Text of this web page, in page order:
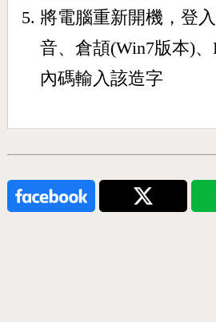
將電腦重新開機，登
音、倉頡(Win7版本)
內碼輸入該造字